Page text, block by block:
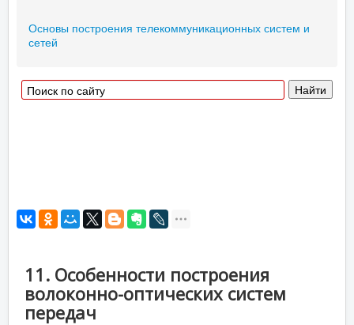
Основы построения телекоммуникационных систем и
сетей
11. Особенности построения
волоконно-оптических систем
передач